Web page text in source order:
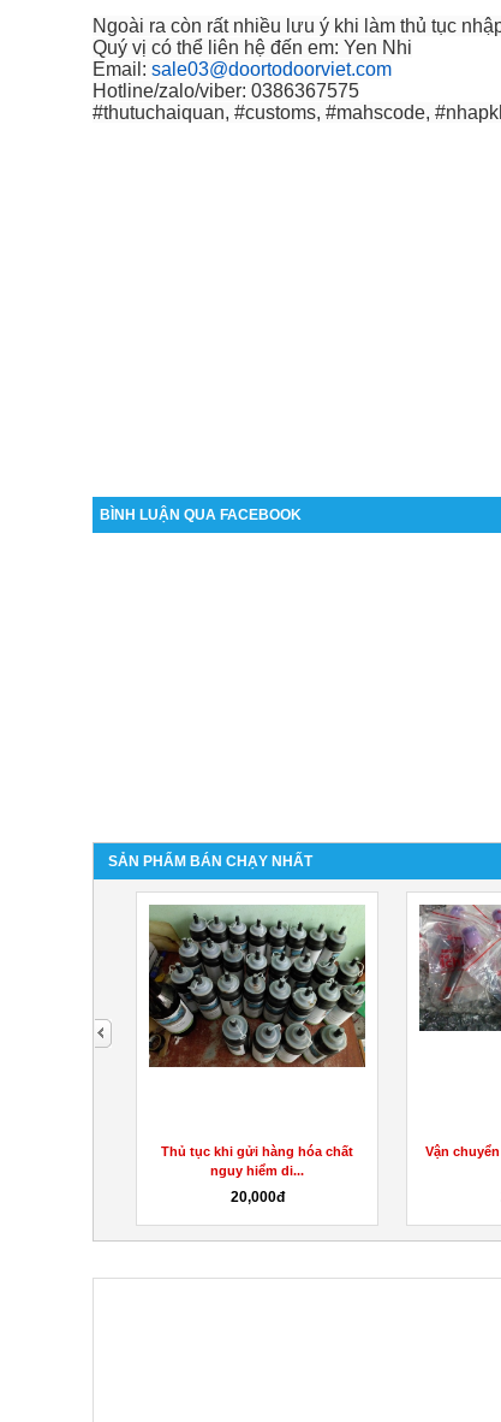
Ngoài ra còn rất nhiều lưu ý khi làm thủ tục
Quý vị có thể liên hệ đến em: Yen Nhi
Email: sale03@doortodoorviet.com
Hotline/zalo/viber: 0386367575
#thutuchaiquan, #customs, #mahscode,
BÌNH LUẬN QUA FACEBOOK
SẢN PHẨM BÁN CHẠY NHẤT
Thủ tục khi gửi hàng hóa chất
nguy hiểm di...
20,000đ
Vận
next